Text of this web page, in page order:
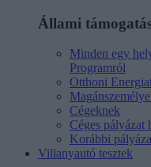
Állami
Minden egy
Programról
Otthoni
Cégeknek
Céges pályázat
Korábbi
Villanyautó tesztek